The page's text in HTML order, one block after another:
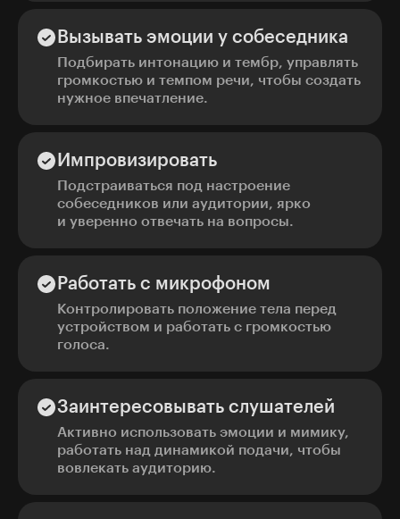
Вызывать эмоции у собеседника
Подбирать интонацию и тембр, управлять
громкостью и темпом речи, чтобы создать
нужное впечатление.
Импровизировать
Подстраиваться под настроение
собеседников или аудитории, ярко
и уверенно отвечать на вопросы.
Работать с микрофоном
Контролировать положение тела перед
устройством и работать с громкостью
голоса.
Заинтересовывать слушателей
Активно использовать эмоции и мимику,
работать над динамикой подачи, чтобы
вовлекать аудиторию.